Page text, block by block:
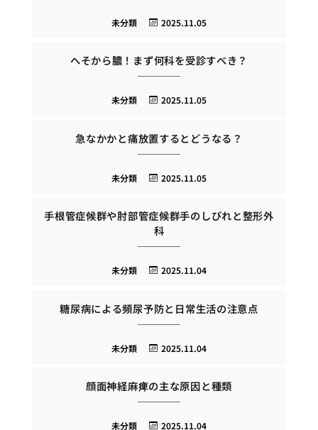
2025.11.05
未分類
へそから膿！まず何科を受診すべき？
2025.11.05
未分類
急なかかと痛放置するとどうなる？
2025.11.05
未分類
手根管症候群や肘部管症候群手のしびれと整形外
科
2025.11.04
未分類
糖尿病による頻尿予防と日常生活の注意点
2025.11.04
未分類
顔面神経麻痺の主な原因と種類
2025.11.04
未分類